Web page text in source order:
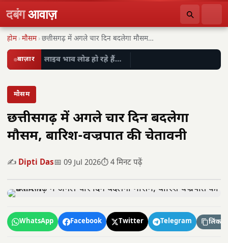
दबंगआवाज़
होम ›मौसम › छत्तीसगढ़ में अगले चार दिन बदलेगा मौसम, बारिश-वज्रपात…
बाज़ार लाइव भाव लोड हो रहे हैं…
मौसम
छत्तीसगढ़ में अगले चार दिन बदलेगा
मौसम, बारिश-वज्रपात की चेतावनी
✍️ Dipti Das📅 09 Jul 2026⏱️ 4 मिनट पढ़ें
WhatsApp Facebook Twitter Telegram लिंक